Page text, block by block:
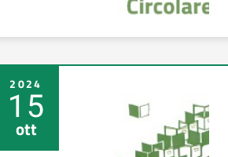
2024
15
ott